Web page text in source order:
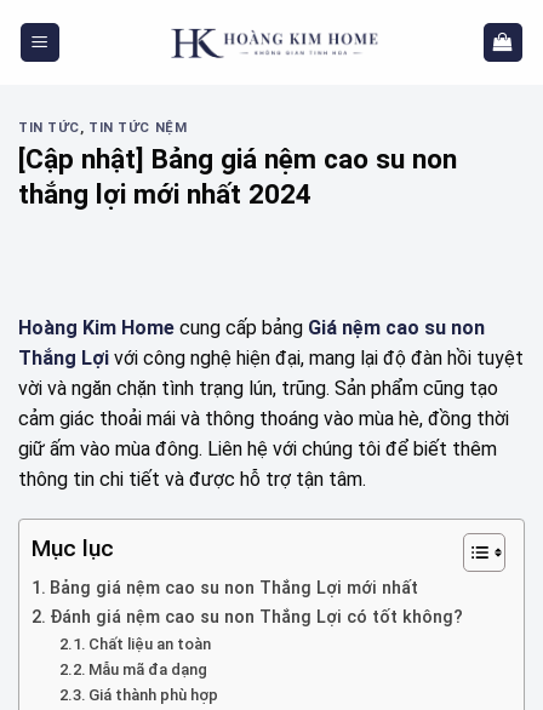
TIN TỨC, TIN TỨC NỆM
[Cập nhật] Bảng giá nệm cao su non
thắng lợi mới nhất 2024
Hoàng Kim Home cung cấp bảng Giá nệm cao su non
Thắng Lợi với công nghệ hiện đại, mang lại độ đàn hồi tuyệt
vời và ngăn chặn tình trạng lún, trũng. Sản phẩm cũng tạo
cảm giác thoải mái và thông thoáng vào mùa hè, đồng thời
giữ ấm vào mùa đông. Liên hệ với chúng tôi để biết thêm
thông tin chi tiết và được hỗ trợ tận tâm.
Mục lục
Bảng giá nệm cao su non Thắng Lợi mới nhất
Đánh giá nệm cao su non Thắng Lợi có tốt không?
Chất liệu an toàn
Mẫu mã đa dạng
Giá thành phù hợp